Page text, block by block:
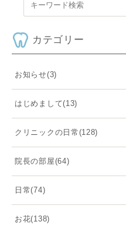
カテゴリー
お知らせ(3)
はじめまして(13)
クリニックの日常(128)
院長の部屋(64)
日常(74)
お花(138)